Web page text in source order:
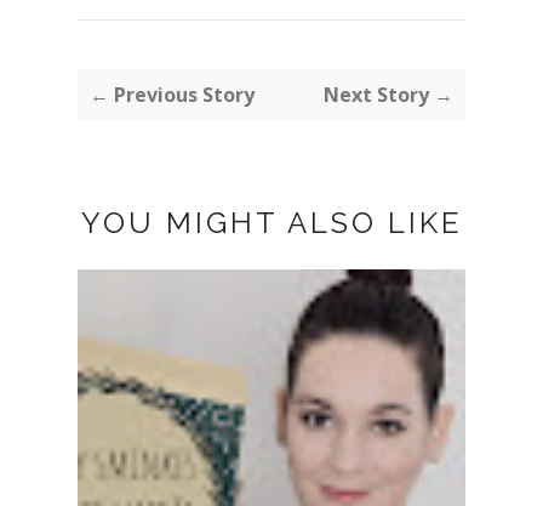
← Previous Story Next Story →
YOU MIGHT ALSO LIKE